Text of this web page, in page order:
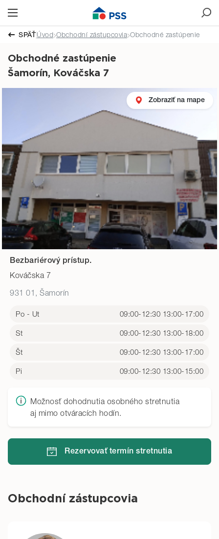
SPÄŤÚvod Obchodní zástupcovia Obchodné zastúpenie
Obchodné zastúpenie
Šamorín, Kováčska 7
Zobraziť na mape
Bezbariérový prístup.
Kováčska 7
931 01, Šamorín
Po - Ut 09:00-12:30 13:00-17:00
St 09:00-12:30 13:00-18:00
Št 09:00-12:30 13:00-17:00
Pi 09:00-12:30 13:00-15:00
Možnosť dohodnutia osobného stretnutia
aj mimo otváracích hodín.
Rezervovať termín stretnutia
Obchodní zástupcovia